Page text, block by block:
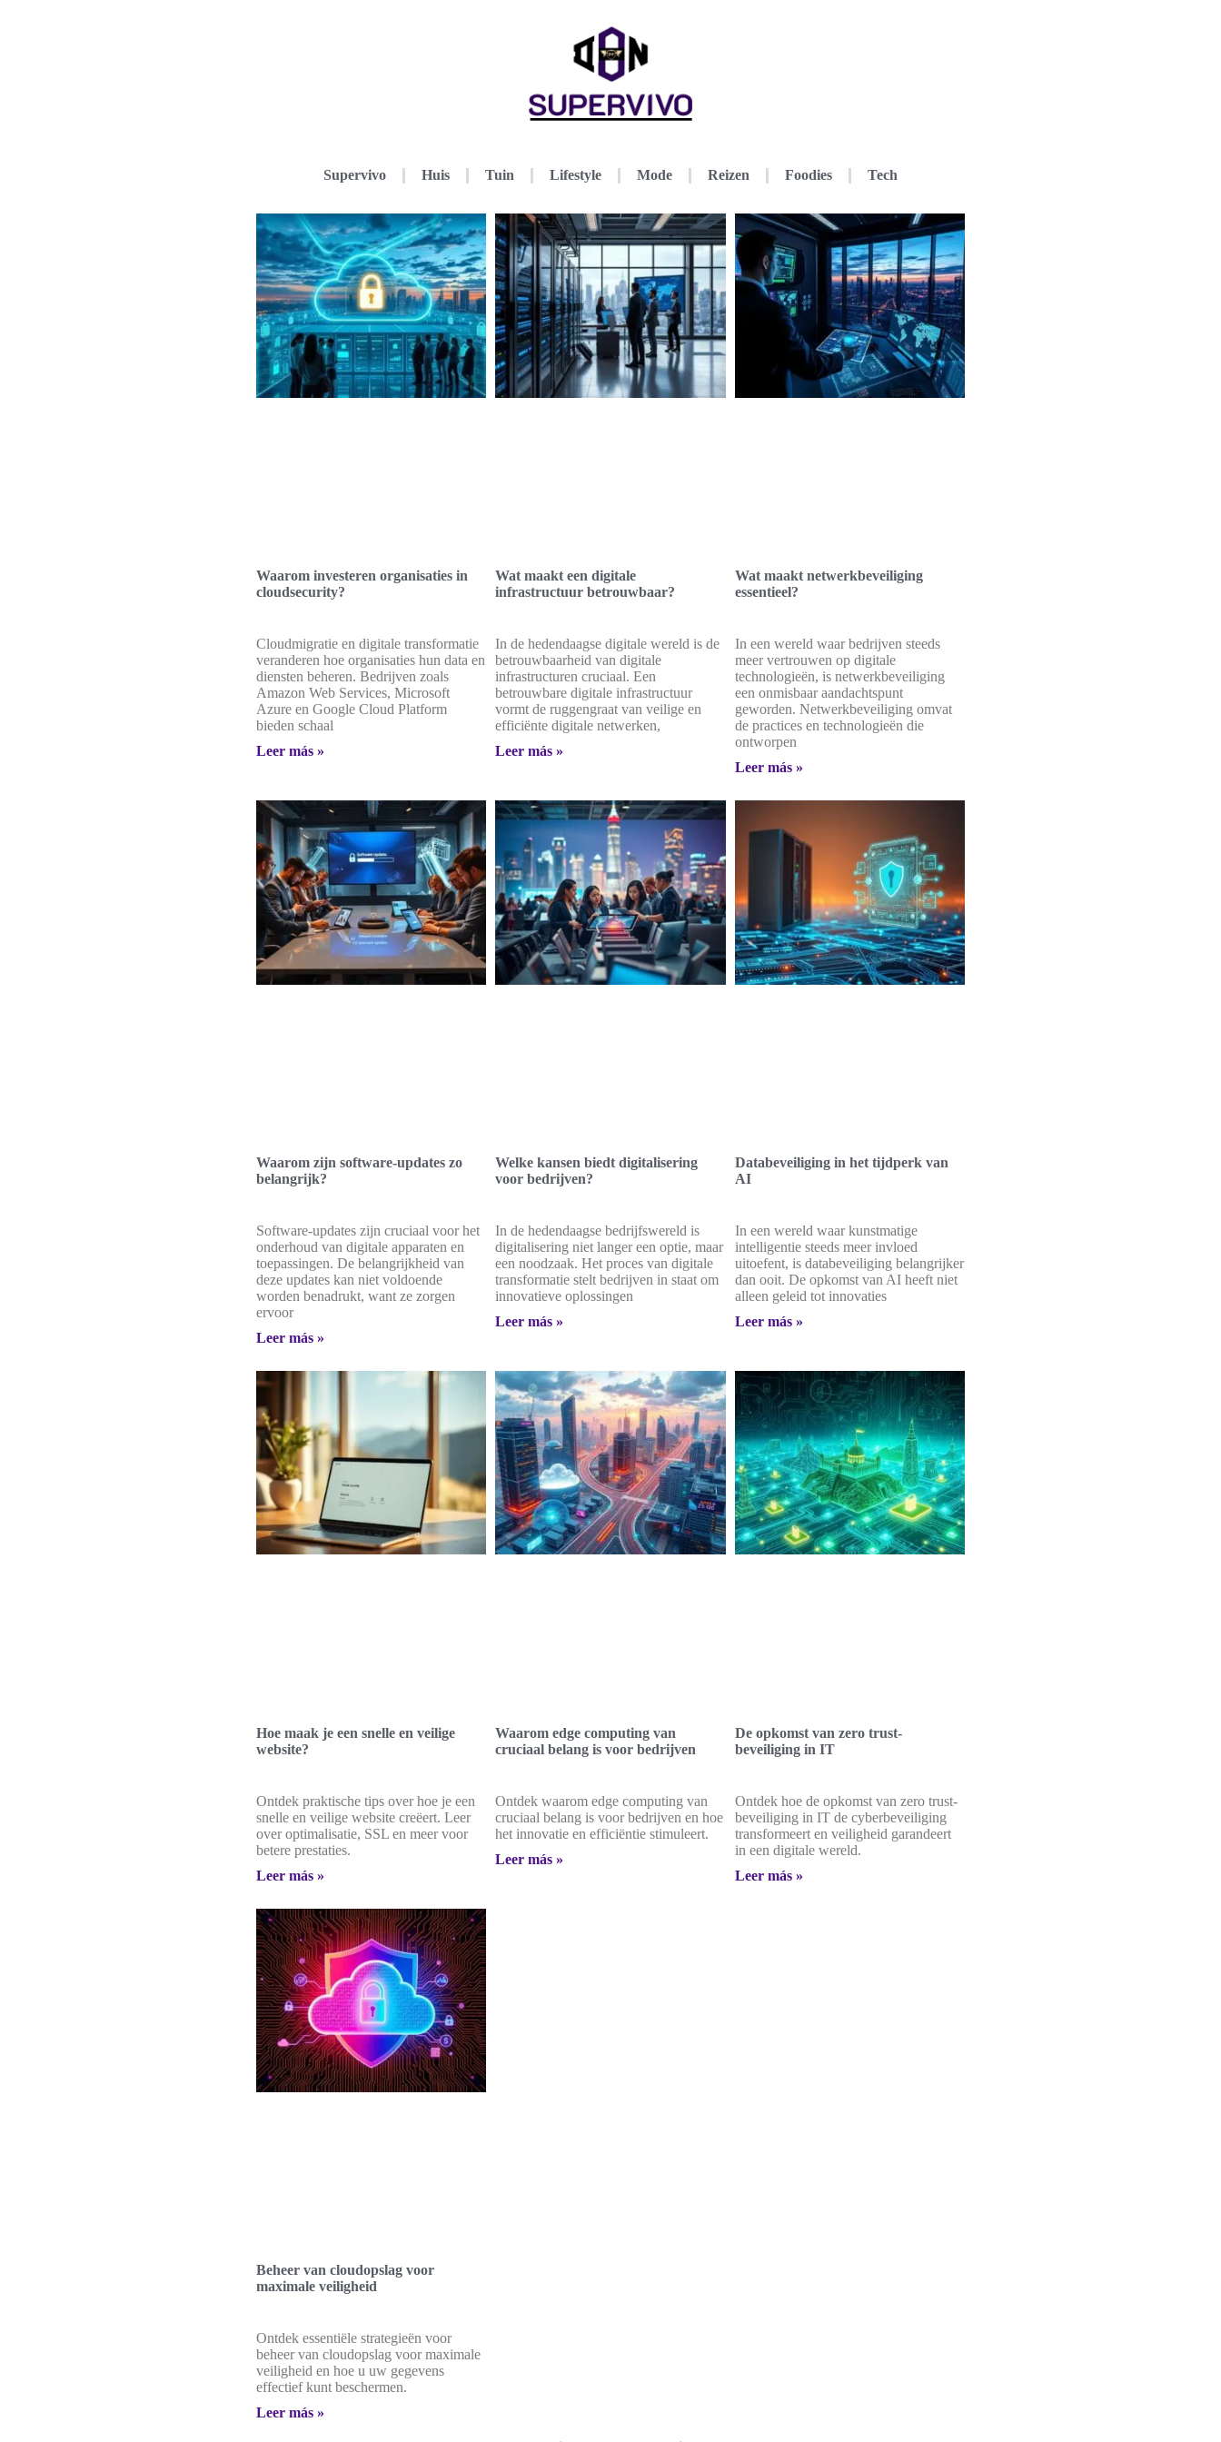
Supervivo Huis Tuin Lifestyle Mode Reizen Foodies Tech
Waarom investeren organisaties in
cloudsecurity?
Cloudmigratie en digitale transformatie
veranderen hoe organisaties hun data en
diensten beheren. Bedrijven zoals
Amazon Web Services, Microsoft
Azure en Google Cloud Platform
bieden schaal
Leer más »
Wat maakt een digitale
infrastructuur betrouwbaar?
In de hedendaagse digitale wereld is de
betrouwbaarheid van digitale
infrastructuren cruciaal. Een
betrouwbare digitale infrastructuur
vormt de ruggengraat van veilige en
efficiënte digitale netwerken,
Leer más »
Wat maakt netwerkbeveiliging
essentieel?
In een wereld waar bedrijven steeds
meer vertrouwen op digitale
technologieën, is netwerkbeveiliging
een onmisbaar aandachtspunt
geworden. Netwerkbeveiliging omvat
de practices en technologieën die
ontworpen
Leer más »
Waarom zijn software-updates zo
belangrijk?
Software-updates zijn cruciaal voor het
onderhoud van digitale apparaten en
toepassingen. De belangrijkheid van
deze updates kan niet voldoende
worden benadrukt, want ze zorgen
ervoor
Leer más »
Welke kansen biedt digitalisering
voor bedrijven?
In de hedendaagse bedrijfswereld is
digitalisering niet langer een optie, maar
een noodzaak. Het proces van digitale
transformatie stelt bedrijven in staat om
innovatieve oplossingen
Leer más »
Databeveiliging in het tijdperk van
AI
In een wereld waar kunstmatige
intelligentie steeds meer invloed
uitoefent, is databeveiliging belangrijker
dan ooit. De opkomst van AI heeft niet
alleen geleid tot innovaties
Leer más »
Hoe maak je een snelle en veilige
website?
Ontdek praktische tips over hoe je een
snelle en veilige website creëert. Leer
over optimalisatie, SSL en meer voor
betere prestaties.
Leer más »
Waarom edge computing van
cruciaal belang is voor bedrijven
Ontdek waarom edge computing van
cruciaal belang is voor bedrijven en hoe
het innovatie en efficiëntie stimuleert.
Leer más »
De opkomst van zero trust-
beveiliging in IT
Ontdek hoe de opkomst van zero trust-
beveiliging in IT de cyberbeveiliging
transformeert en veiligheid garandeert
in een digitale wereld.
Leer más »
Beheer van cloudopslag voor
maximale veiligheid
Ontdek essentiële strategieën voor
beheer van cloudopslag voor maximale
veiligheid en hoe u uw gegevens
effectief kunt beschermen.
Leer más »